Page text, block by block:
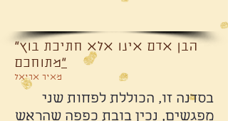
"הבן אדם אינו אלא חתיכת בוץ
מתוחכם"
מאיר אריאל
בסדנה זו, הכוללת לפחות שני
מפגשים, נכין בובת כפפה שהראש